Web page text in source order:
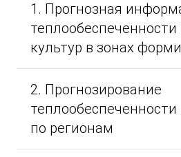
1. Прогнозная
культур в зонах
2. Прогнозирование
по регионам